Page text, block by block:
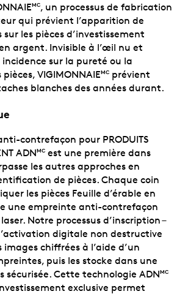
MC, un processus de fabrication
qui prévient l’apparition de
les pièces d’investissement
argent. Invisible à l’œil nu et
sur la pureté ou la
VIGIMONNAIEMC prévient
blanches des années durant.
contrefaçon pour PRODUITS
ADNMC est une première dans
les autres approches en
de pièces. Chaque coin
les pièces Feuille d’érable en
une empreinte anti-contrefaçon
Notre processus d’inscription –
digitale non destructive
images chiffrées à l’aide d’un
puis les stocke dans une
sécurisée. Cette technologie ADNMC
exclusive permet